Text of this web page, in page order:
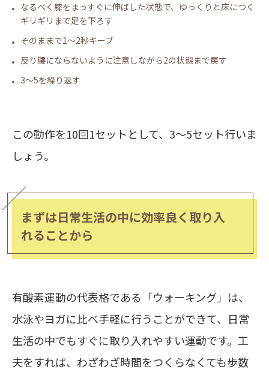
なるべく膝をまっすぐに伸ばした状態で、ゆっくりと床につく
ギリギリまで足を下ろす
そのままで1～2秒キープ
反り腰にならないように注意しながら2の状態まで戻す
3～5を繰り返す
この動作を10回1セットとして、3～5セット行いま
しょう。
まずは日常生活の中に効率良く取り入
れることから
有酸素運動の代表格である「ウォーキング」は、
水泳やヨガに比べ手軽に行うことができて、日常
生活の中でもすぐに取り入れやすい運動です。工
夫をすれば、わざわざ時間をつくらなくても歩数